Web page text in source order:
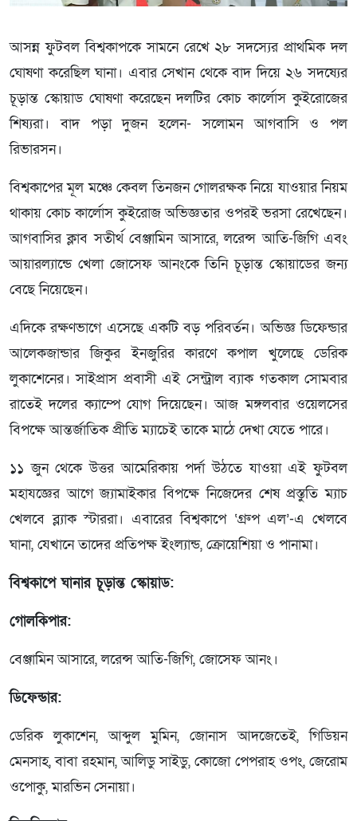
আসন্ন ফুটবল বিশ্বকাপকে সামনে রেখে ২৮ সদস্যের প্রাথমিক দল
ঘোষণা করেছিল ঘানা। এবার সেখান থেকে বাদ দিয়ে ২৬ সদষ্যের
চূড়ান্ত স্কোয়াড ঘোষণা করেছেন দলটির কোচ কার্লোস কুইরোজের
শিষ্যরা। বাদ পড়া দুজন হলেন- সলোমন আগবাসি ও পল
রিভারসন।
বিশ্বকাপের মূল মঞ্চে কেবল তিনজন গোলরক্ষক নিয়ে যাওয়ার নিয়ম
থাকায় কোচ কার্লোস কুইরোজ অভিজ্ঞতার ওপরই ভরসা রেখেছেন।
আগবাসির ক্লাব সতীর্থ বেঞ্জামিন আসারে, লরেন্স আতি-জিগি এবং
আয়ারল্যান্ডে খেলা জোসেফ আনংকে তিনি চূড়ান্ত স্কোয়াডের জন্য
বেছে নিয়েছেন।
এদিকে রক্ষণভাগে এসেছে একটি বড় পরিবর্তন। অভিজ্ঞ ডিফেন্ডার
আলেকজান্ডার জিকুর ইনজুরির কারণে কপাল খুলেছে ডেরিক
লুকাশেনের। সাইপ্রাস প্রবাসী এই সেন্ট্রাল ব্যাক গতকাল সোমবার
রাতেই দলের ক্যাম্পে যোগ দিয়েছেন। আজ মঙ্গলবার ওয়েলসের
বিপক্ষে আন্তর্জাতিক প্রীতি ম্যাচেই তাকে মাঠে দেখা যেতে পারে।
১১ জুন থেকে উত্তর আমেরিকায় পর্দা উঠতে যাওয়া এই ফুটবল
মহাযজ্ঞের আগে জ্যামাইকার বিপক্ষে নিজেদের শেষ প্রস্তুতি ম্যাচ
খেলবে ব্ল্যাক স্টাররা। এবারের বিশ্বকাপে ‘গ্রুপ এল’-এ খেলবে
ঘানা, যেখানে তাদের প্রতিপক্ষ ইংল্যান্ড, ক্রোয়েশিয়া ও পানামা।
বিশ্বকাপে ঘানার চূড়ান্ত স্কোয়াড:
গোলকিপার:
বেঞ্জামিন আসারে, লরেন্স আতি-জিগি, জোসেফ আনং।
ডিফেন্ডার:
ডেরিক লুকাশেন, আব্দুল মুমিন, জোনাস আদজেতেই, গিডিয়ন
মেনসাহ, বাবা রহমান, আলিডু সাইডু, কোজো পেপরাহ ওপং, জেরোম
ওপোকু, মারভিন সেনায়া।